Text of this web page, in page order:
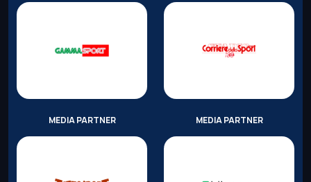
MEDIA PARTNER MEDIA PARTNER